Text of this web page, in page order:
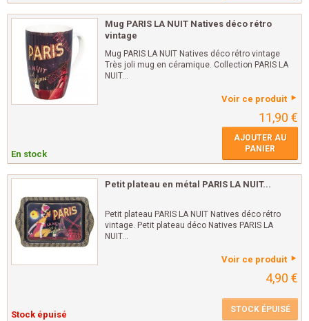
Mug PARIS LA NUIT Natives déco rétro
vintage
Mug PARIS LA NUIT Natives déco rétro vintage
Très joli mug en céramique. Collection PARIS LA
NUIT...
Voir ce produit
11,90 €
En stock
AJOUTER AU
PANIER
Petit plateau en métal PARIS LA NUIT...
Petit plateau PARIS LA NUIT Natives déco rétro
vintage. Petit plateau déco Natives PARIS LA
NUIT...
Voir ce produit
4,90 €
Stock épuisé STOCK ÉPUISÉ